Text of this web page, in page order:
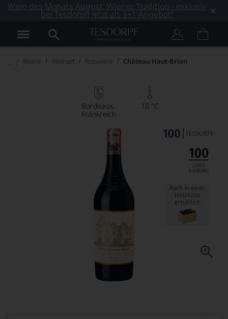
Wein des Monats August: Wiener Tradition - exklusiv
bei Tesdorpf! Jetzt als 5+1 Angebot!
Weine Weinart Rotweine Château Haut-Brion
Bordeaux
Frankreich
18 °C
Auch in einer
Holzkiste
erhältlich